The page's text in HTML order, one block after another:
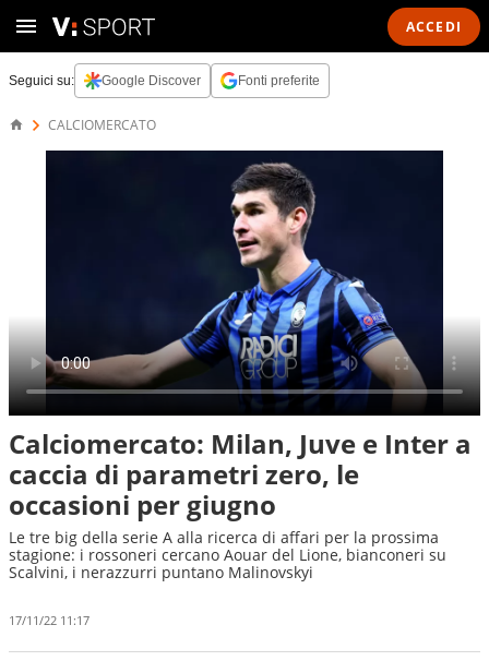
ACCEDI
Seguici su: Google Discover Fonti preferite
CALCIOMERCATO
Calciomercato: Milan, Juve e Inter a
caccia di parametri zero, le
occasioni per giugno
Le tre big della serie A alla ricerca di affari per la prossima
stagione: i rossoneri cercano Aouar del Lione, bianconeri su
Scalvini, i nerazzurri puntano Malinovskyi
17/11/22 11:17